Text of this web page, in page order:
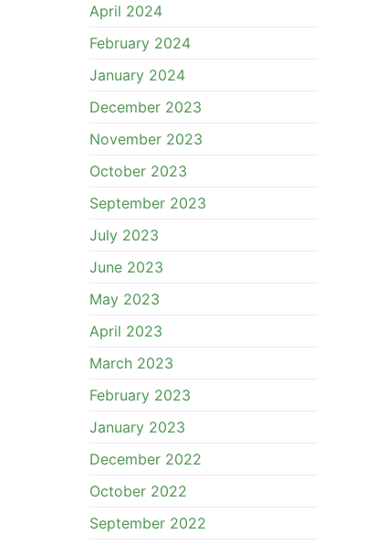
April 2024
February 2024
January 2024
December 2023
November 2023
October 2023
September 2023
July 2023
June 2023
May 2023
April 2023
March 2023
February 2023
January 2023
December 2022
October 2022
September 2022